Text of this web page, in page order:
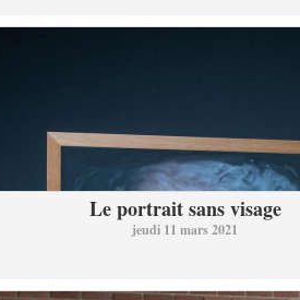
Le portrait sans visage
jeudi 11 mars 2021